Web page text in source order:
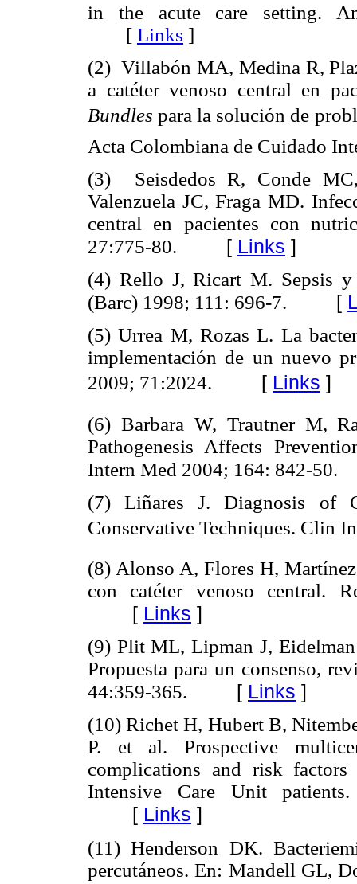
in the acute care setting.
[ Links ]
(2) Villabón MA, Medina R,
a catéter venoso central en
Bundles  para la solución de
Acta Colombiana de Cuidado
(3) Seisdedos R, Conde MC,
Valenzuela JC, Fraga MD.
central en pacientes con
27:775-80.
[ Links ]
(4) Rello J, Ricart M. Sepsis y
(Barc) 1998; 111: 696-7.
[
(5) Urrea M, Rozas L. La
implementación de un nuevo
2009; 71:2024.
[ Links ]
(6) Barbara W, Trautner M,
Pathogenesis Affects
Intern Med 2004; 164: 842-50.
(7) Liñares J. Diagnosis of
Conservative Techniques. Clin
(8) Alonso A, Flores H,
con catéter venoso central.
[ Links ]
(9) Plit ML, Lipman J, Eidelman
Propuesta para un consenso,
44:359-365.
[ Links ]
(10) Richet H, Hubert B,
P. et al. Prospective
complications and risk
Intensive Care Unit
[ Links ]
(11) Henderson DK.
percutáneos. En: Mandell GL,